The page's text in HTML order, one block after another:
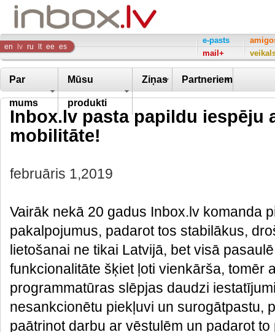
Inbox
Company
en lv ru lt ee es
e-pasts
mail+
Par
mums
Mūsu
produkti
Ziņas Partneriem
Inbox.lv pasta papildu iespēju
mobilitāte!
februāris 1,2019
Vairāk nekā 20 gadus Inbox.lv komanda
pakalpojumus, padarot tos stabilākus,
lietošanai ne tikai Latvijā, bet visā
funkcionalitāte šķiet ļoti vienkārša, tomēr
programmatūras slēpjas daudzi
nesankcionētu piekļuvi un surogātpastu,
paātrinot darbu ar vēstulēm un padarot